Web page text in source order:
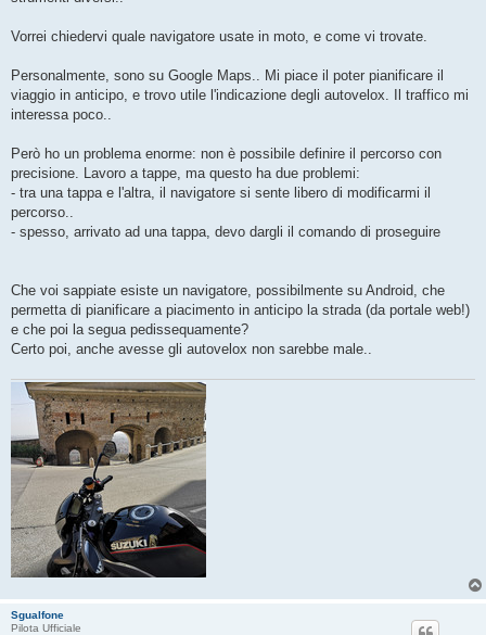
i
Vorrei chiedervi quale navigatore usate in moto, e come vi trovate.
Personalmente, sono su Google Maps.. Mi piace il poter pianificare il
viaggio in anticipo, e trovo utile l'indicazione degli autovelox. Il traffico mi
interessa poco..
Però ho un problema enorme: non è possibile definire il percorso con
precisione. Lavoro a tappe, ma questo ha due problemi:
- tra una tappa e l'altra, il navigatore si sente libero di modificarmi il
percorso..
- spesso, arrivato ad una tappa, devo dargli il comando di proseguire
Che voi sappiate esiste un navigatore, possibilmente su Android, che
permetta di pianificare a piacimento in anticipo la strada (da portale web!)
e che poi la segua pedissequamente?
Certo poi, anche avesse gli autovelox non sarebbe male..
Sgualfone
Pilota Ufficiale